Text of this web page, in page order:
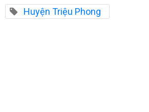
Huyện Triệu Phong